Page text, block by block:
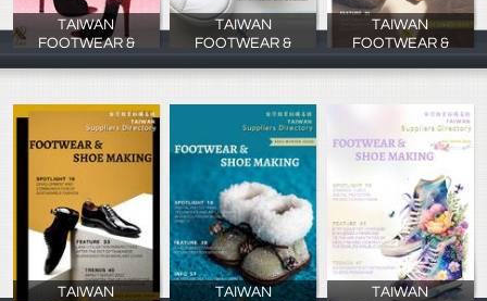
TAIWAN
FOOTWEAR &
慕寧行銷
TAIWAN
FOOTWEAR &
慕寧行銷
TAIWAN
FOOTWEAR &
慕寧行銷
TAIWAN
TAIWAN
TAIWAN